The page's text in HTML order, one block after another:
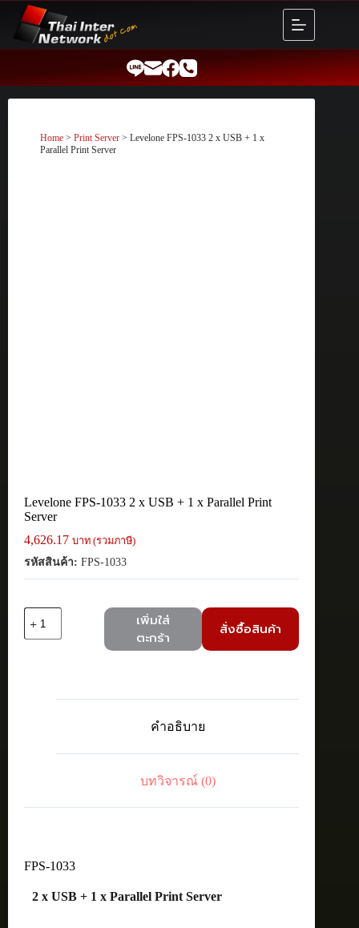
content
Home > Print Server > Levelone FPS-1033 2 x USB + 1 x
Parallel Print Server
Levelone FPS-1033 2 x USB + 1 x Parallel Print
Server
4,626.17 บาท (รวมภาษี)
รหัสสินค้า: FPS-1033
Levelone
Parallel
เพิ่มใส่
ตะกร้า
สั่งซื้อสินค้า
คำอธิบาย
บทวิจารณ์ (0)
FPS-1033
2 x USB + 1 x Parallel Print Server